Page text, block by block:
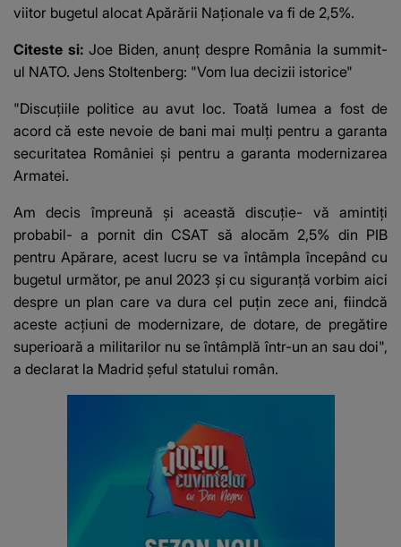
viitor bugetul alocat Apărării Naționale va fi de 2,5%.
Citeste si: Joe Biden, anunț despre România la summit-
ul NATO. Jens Stoltenberg: "Vom lua decizii istorice"
"Discuţiile politice au avut loc. Toată lumea a fost de
acord că este nevoie de bani mai mulţi pentru a garanta
securitatea României şi pentru a garanta modernizarea
Armatei.
Am decis împreună şi această discuţie- vă amintiţi
probabil- a pornit din CSAT să alocăm 2,5% din PIB
pentru Apărare, acest lucru se va întâmpla începând cu
bugetul următor, pe anul 2023 şi cu siguranţă vorbim aici
despre un plan care va dura cel puţin zece ani, fiindcă
aceste acţiuni de modernizare, de dotare, de pregătire
superioară a militarilor nu se întâmplă într-un an sau doi",
a declarat la Madrid șeful statului român.